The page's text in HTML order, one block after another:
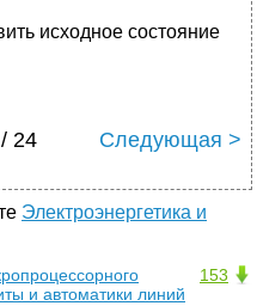
исходное состояние
24 Следующая >
Электроэнергетика и
153
и автоматики линий